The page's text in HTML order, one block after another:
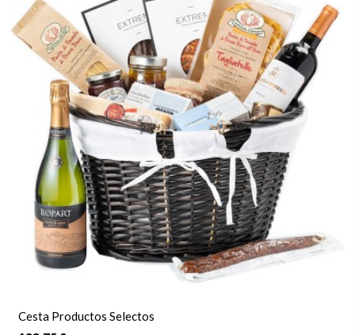
Cesta Productos Selectos